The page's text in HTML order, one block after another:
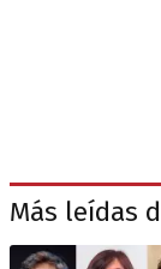
Más leídas